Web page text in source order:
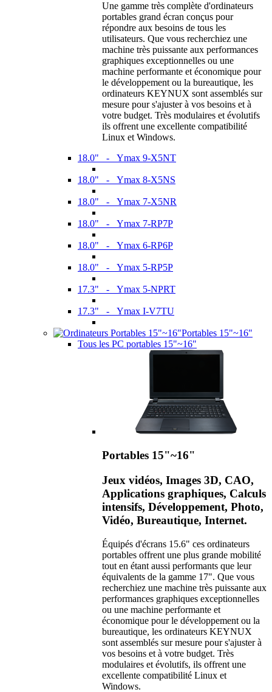
Une gamme très complète d'ordinateurs
portables grand écran conçus pour
répondre aux besoins de tous les
utilisateurs. Que vous recherchiez une
machine très puissante aux performances
graphiques exceptionnelles ou une
machine performante et économique pour
le développement ou la bureautique, les
ordinateurs KEYNUX sont assemblés sur
mesure pour s'ajuster à vos besoins et à
votre budget. Très modulaires et évolutifs
ils offrent une excellente compatibilité
Linux et Windows.
18.0" - Ymax 9-X5NT
18.0" - Ymax 8-X5NS
18.0" - Ymax 7-X5NR
18.0" - Ymax 7-RP7P
18.0" - Ymax 6-RP6P
18.0" - Ymax 5-RP5P
17.3" - Ymax 5-NPRT
17.3" - Ymax I-V7TU
Portables 15"~16"
Tous les PC portables 15"~16"
Portables 15"~16"
Jeux vidéos, Images 3D, CAO,
Applications graphiques, Calculs
intensifs, Développement, Photo,
Vidéo, Bureautique, Internet.
Équipés d'écrans 15.6" ces ordinateurs
portables offrent une plus grande mobilité
tout en étant aussi performants que leur
équivalents de la gamme 17". Que vous
recherchiez une machine très puissante aux
performances graphiques exceptionnelles
ou une machine performante et
économique pour le développement ou la
bureautique, les ordinateurs KEYNUX
sont assemblés sur mesure pour s'ajuster à
vos besoins et à votre budget. Très
modulaires et évolutifs, ils offrent une
excellente compatibilité Linux et
Windows.